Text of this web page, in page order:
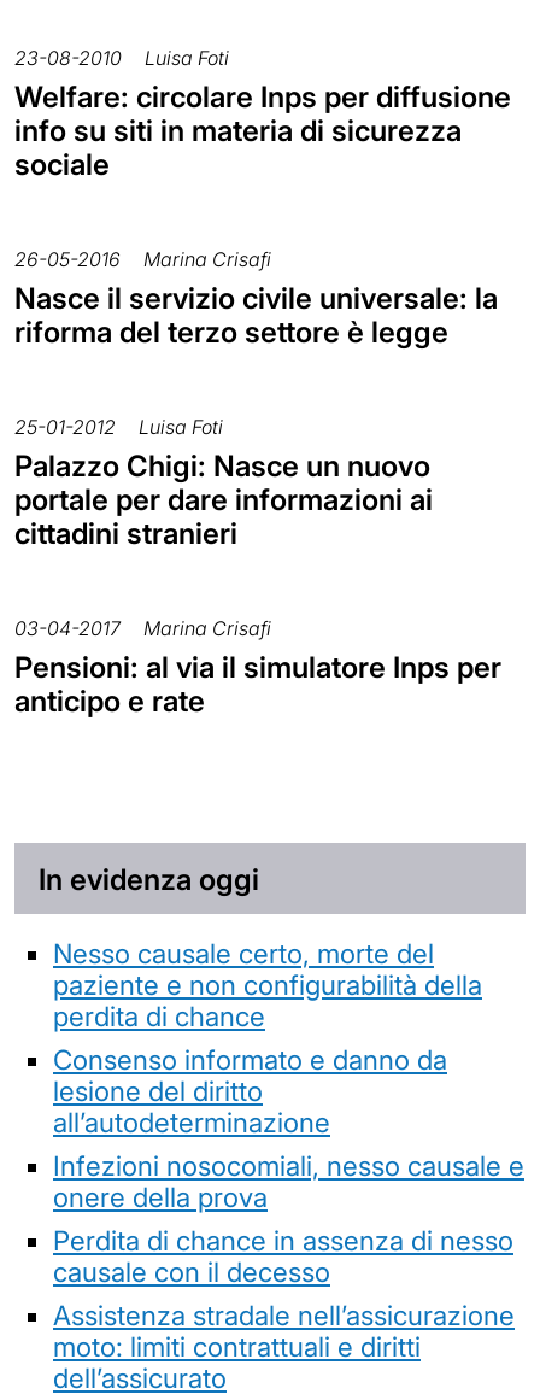
23-08-2010 Luisa Foti
Welfare: circolare Inps per diffusione
info su siti in materia di sicurezza
sociale
26-05-2016 Marina Crisafi
Nasce il servizio civile universale: la
riforma del terzo settore è legge
25-01-2012 Luisa Foti
Palazzo Chigi: Nasce un nuovo
portale per dare informazioni ai
cittadini stranieri
03-04-2017 Marina Crisafi
Pensioni: al via il simulatore Inps per
anticipo e rate
In evidenza oggi
Nesso causale certo, morte del
paziente e non configurabilità della
perdita di chance
Consenso informato e danno da
lesione del diritto
all’autodeterminazione
Infezioni nosocomiali, nesso causale e
onere della prova
Perdita di chance in assenza di nesso
causale con il decesso
Assistenza stradale nell’assicurazione
moto: limiti contrattuali e diritti
dell’assicurato